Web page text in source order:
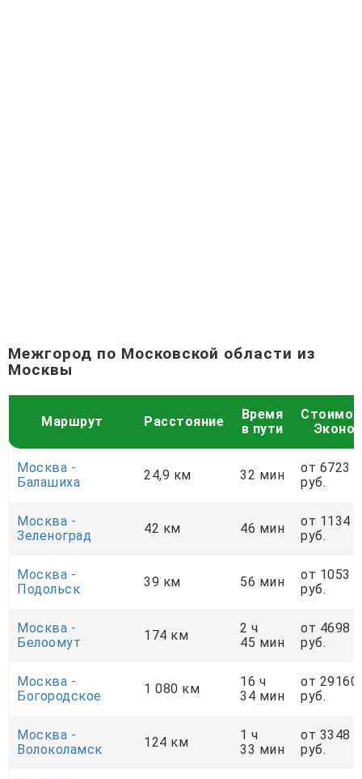
Межгород по Московской области из
Москвы
Маршрут Расстояние
Время
в пути
Москва -
Балашиха
24,9 км 32 мин
от 6723
руб.
Москва -
Зеленоград
42 км 46 мин
от 1134
руб.
Москва -
Подольск
39 км 56 мин
от 1053
руб.
Москва -
Белоомут
174 км
2 ч
45 мин
от 4698
руб.
Москва -
Богородское
1 080 км
16 ч
34 мин
от 29160
руб.
Москва -
Волоколамск
124 км
1 ч
33 мин
от 3348
руб.